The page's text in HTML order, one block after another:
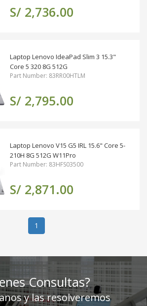
S/ 2,736.00
Laptop Lenovo IdeaPad Slim 3 15.3"
Core 5 320 8G 512G
Part Number: 83RR00HTLM
S/ 2,795.00
Laptop Lenovo V15 G5 IRL 15.6" Core 5-
210H 8G 512G W11Pro
Part Number: 83HFS03500
S/ 2,871.00
1
Consultas?
y las resolveremos